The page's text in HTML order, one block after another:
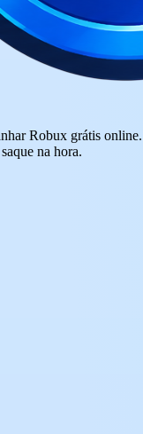
Robux grátis
na hora.